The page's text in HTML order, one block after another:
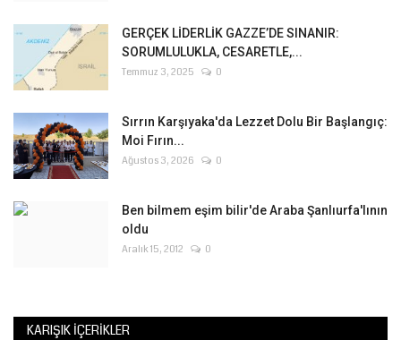
GERÇEK LİDERLİK GAZZE’DE SINANIR:
SORUMLULUKLA, CESARETLE,...
Temmuz 3, 2025 0
Sırrın Karşıyaka'da Lezzet Dolu Bir Başlangıç:
Moi Fırın...
Ağustos 3, 2026 0
Ben bilmem eşim bilir'de Araba Şanlıurfa'lının
oldu
Aralık 15, 2012 0
KARIŞIK İÇERIKLER